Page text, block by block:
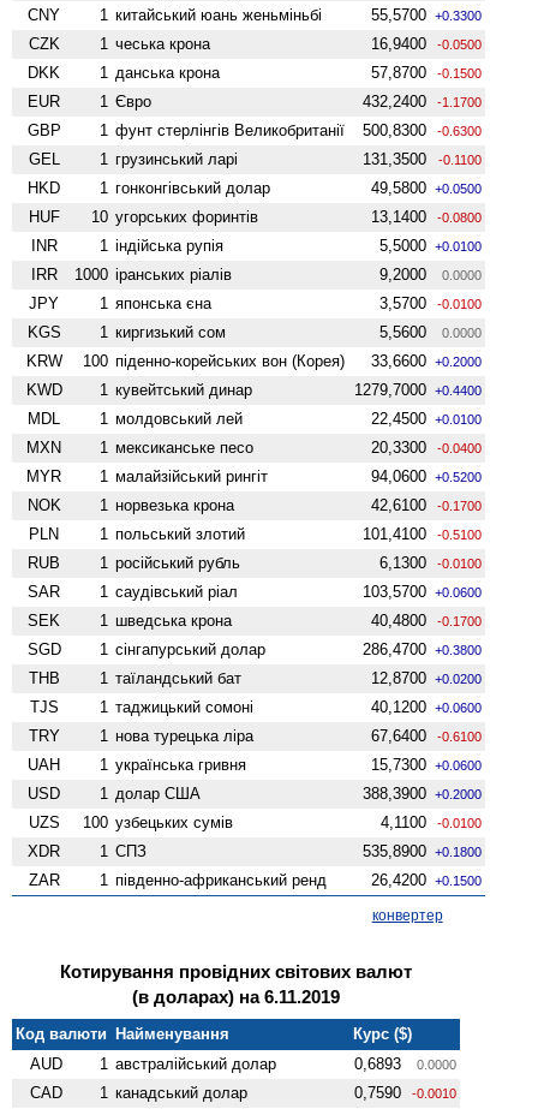
CNY 1 китайський юань женьмiньбi 55,5700 +0.3300
CZK 1 чеська крона 16,9400 -0.0500
DKK 1 данська крона 57,8700 -0.1500
EUR 1 Євро 432,2400 -1.1700
GBP 1 фунт стерлінгів Велико­британії 500,8300 -0.6300
GEL 1 грузинський ларі 131,3500 -0.1100
HKD 1 гонконгівський долар 49,5800 +0.0500
HUF 10 угорських форинтів 13,1400 -0.0800
INR 1 індійська рупія 5,5000 +0.0100
IRR 1000 іранських ріалів 9,2000 0.0000
JPY 1 японська єна 3,5700 -0.0100
KGS 1 киргизький сом 5,5600 0.0000
KRW 100 піденно-корейських вон (Корея) 33,6600 +0.2000
KWD 1 кувейтський динар 1279,7000 +0.4400
MDL 1 молдовський лей 22,4500 +0.0100
MXN 1 мексиканське песо 20,3300 -0.0400
MYR 1 малайзійський рингіт 94,0600 +0.5200
NOK 1 норвезька крона 42,6100 -0.1700
PLN 1 польський злотий 101,4100 -0.5100
RUB 1 російський рубль 6,1300 -0.0100
SAR 1 саудівський ріал 103,5700 +0.0600
SEK 1 шведська крона 40,4800 -0.1700
SGD 1 сінгапурський долар 286,4700 +0.3800
THB 1 таїландський бат 12,8700 +0.0200
TJS 1 таджицький сомоні 40,1200 +0.0600
TRY 1 нова турецька ліра 67,6400 -0.6100
UAH 1 українська гривня 15,7300 +0.0600
USD 1 долар США 388,3900 +0.2000
UZS 100 узбецьких сумів 4,1100 -0.0100
XDR 1 СПЗ 535,8900 +0.1800
ZAR 1 південно-африканський ренд 26,4200 +0.1500
конвертер
Котирування провідних світових валют
(в доларах) на 6.11.2019
Код валюти Найменування
Курс ($)
AUD
1 австралійський долар 0,6893 0.0000
CAD 1 канадський долар 0,7590 -0.0010